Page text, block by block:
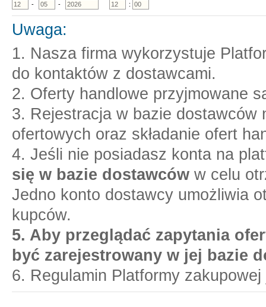
- - :
Uwaga:
1. Nasza firma wykorzystuje
do kontaktów z dostawcami.
2. Oferty handlowe przyjmowane
3. Rejestracja w bazie dostawców
ofertowych oraz składanie ofert
4. Jeśli nie posiadasz konta na
się w bazie dostawców w celu
Jedno konto dostawcy umożliwia
kupców.
5. Aby przeglądać zapytania
być zarejestrowany w jej bazie
6. Regulamin Platformy